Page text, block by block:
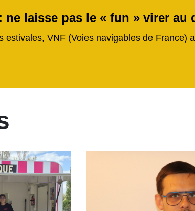
ne laisse pas le « fun » virer au
estivales, VNF (Voies navigables de France)